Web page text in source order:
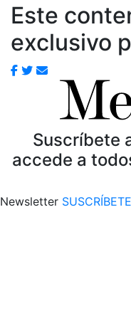
Este
exclusivo
Suscríbete
accede a
Newsletter SUSCRÍBETE